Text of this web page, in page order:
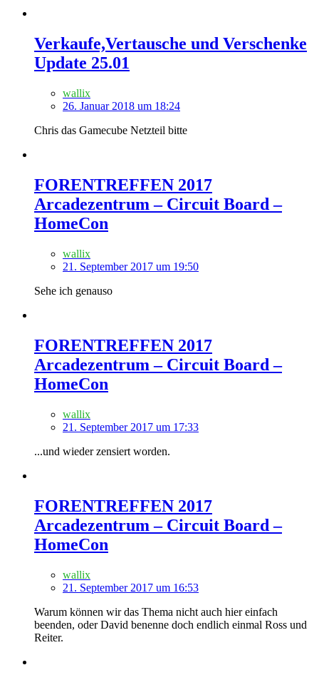
Verkaufe,Vertausche und Verschenke
Update 25.01
wallix
26. Januar 2018 um 18:24
Chris das Gamecube Netzteil bitte
FORENTREFFEN 2017
Arcadezentrum – Circuit Board –
HomeCon
wallix
21. September 2017 um 19:50
Sehe ich genauso
FORENTREFFEN 2017
Arcadezentrum – Circuit Board –
HomeCon
wallix
21. September 2017 um 17:33
...und wieder zensiert worden.
FORENTREFFEN 2017
Arcadezentrum – Circuit Board –
HomeCon
wallix
21. September 2017 um 16:53
Warum können wir das Thema nicht auch hier einfach
beenden, oder David benenne doch endlich einmal Ross und
Reiter.